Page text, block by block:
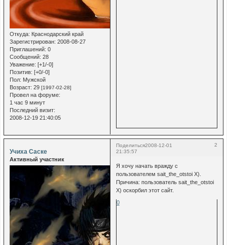
Откуда: Краснодарский край
Зарегистрирован: 2008-08-27
Приглашений: 0
Сообщений: 28
Уважение: [+1/-0]
Позитив: [+0/-0]
Пол: Мужской
Возраст: 29 [1997-02-28]
Провел на форуме:
1 час 9 минут
Последний визит:
2008-12-19 21:40:05
Поделиться 2
2008-12-01
21:35:57
Учиха Саске
Активный участник
Я хочу начать вражду с
пользователем sait_the_otstoi Х).
Причина: пользователь sait_the_otstoi
Х) оскорбил этот сайт.
0